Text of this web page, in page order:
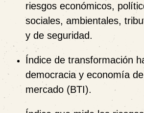
riesgos económicos,
sociales, ambientales,
y de seguridad.
Índice de transformación
democracia y economía de
mercado (BTI).